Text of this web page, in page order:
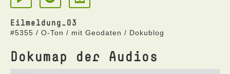
Eilmeldung_03
#5355 / O-Ton / mit Geodaten / Dokublog
Dokumap der Audios